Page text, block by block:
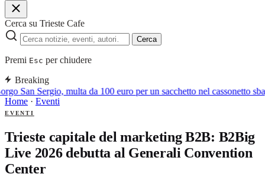
Cerca su Trieste Cafe
Cerca
Premi Esc per chiudere
Breaking
San Sergio, multa da 100 euro per un sacchetto nel cassonetto
Home · Eventi
EVENTI
Trieste capitale del marketing B2B: B2Big
Live 2026 debutta al Generali Convention
Center